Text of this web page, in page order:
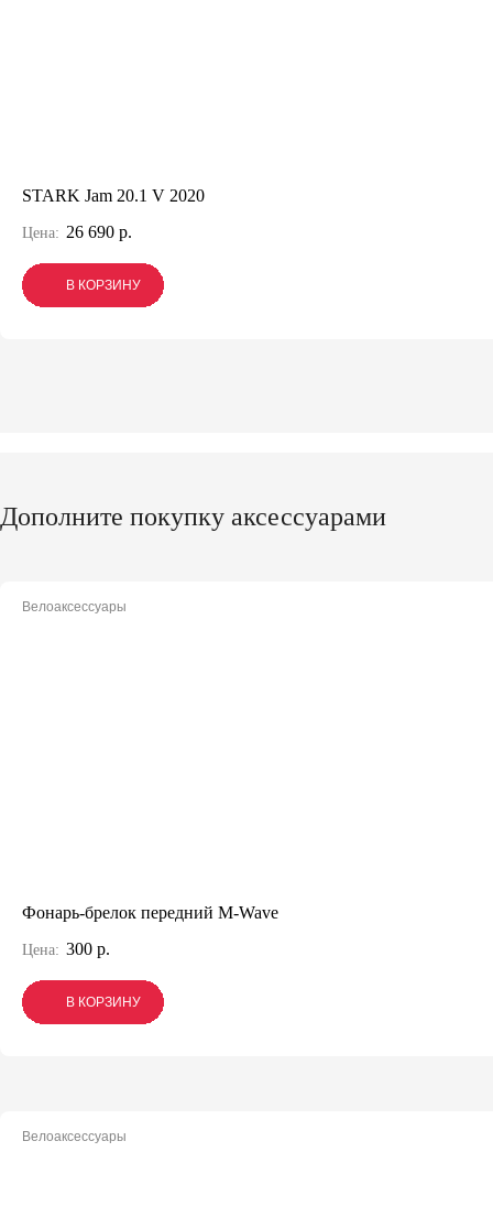
STARK Jam 20.1 V 2020
Цена: 26 690 р.
В КОРЗИНУ
В КОРЗИНУ
В КОРЗИНУ
Дополните покупку аксессуарами
Велоаксессуары
Фонарь-брелок передний M-Wave
Цена: 300 р.
В КОРЗИНУ
В КОРЗИНУ
В КОРЗИНУ
Велоаксессуары